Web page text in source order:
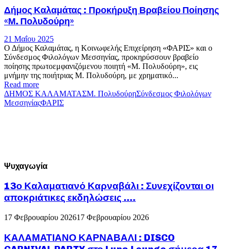
Δήμος Καλαμάτας : Προκήρυξη Βραβείου Ποίησης
«Μ. Πολυδούρη»
21 Μαΐου 2025
Ο Δήμος Καλαμάτας, η Κοινωφελής Επιχείρηση «ΦΑΡΙΣ» και ο
Σύνδεσμος Φιλολόγων Μεσσηνίας, προκηρύσσουν βραβείο
ποίησης πρωτοεμφανιζόμενου ποιητή «Μ. Πολυδούρη», εις
μνήμην της ποιήτριας Μ. Πολυδούρη, με χρηματικό...
Read more
ΔΗΜΟΣ ΚΑΛΑΜΑΤΑΣΜ. ΠολυδούρηΣύνδεσμος Φιλολόγων
ΜεσσηνίαςΦΑΡΙΣ
Ψυχαγωγία
13ο Καλαματιανό Καρναβάλι : Συνεχίζονται οι
αποκριάτικες εκδηλώσεις ….
17 Φεβρουαρίου 202617 Φεβρουαρίου 2026
ΚΑΛΑΜΑΤΙΑΝΟ ΚΑΡΝΑΒΑΛΙ : DISCO